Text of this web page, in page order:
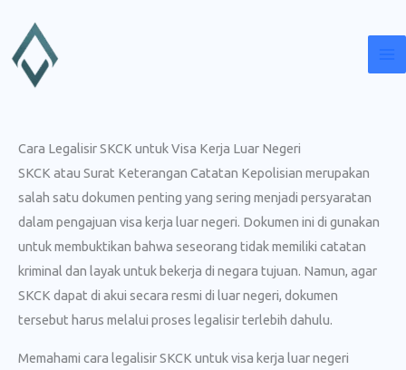
konten
Cara Legalisir SKCK untuk Visa Kerja Luar Negeri
SKCK atau Surat Keterangan Catatan Kepolisian merupakan
salah satu dokumen penting yang sering menjadi persyaratan
dalam pengajuan visa kerja luar negeri. Dokumen ini di gunakan
untuk membuktikan bahwa seseorang tidak memiliki catatan
kriminal dan layak untuk bekerja di negara tujuan. Namun, agar
SKCK dapat di akui secara resmi di luar negeri, dokumen
tersebut harus melalui proses legalisir terlebih dahulu.
Memahami cara legalisir SKCK untuk visa kerja luar negeri